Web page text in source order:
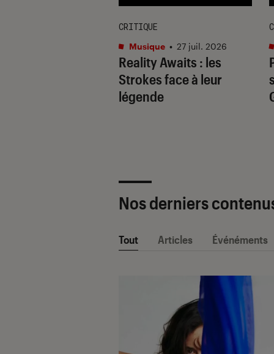
Reality Awaits : les
Strokes face à leur
légende
CRITIQUE
Musique • 27 juil. 2026
Nos derniers
Tout Articles Événéments